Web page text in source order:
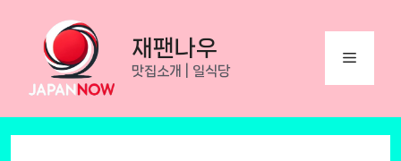
content
재팬나우
맛집소개 | 일식당
Menu